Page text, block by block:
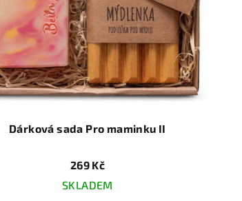
Dárková sada Pro maminku II
269 Kč
SKLADEM